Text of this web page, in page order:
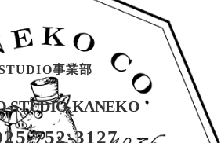
事業部
STUDIO KANEKO
752-3127